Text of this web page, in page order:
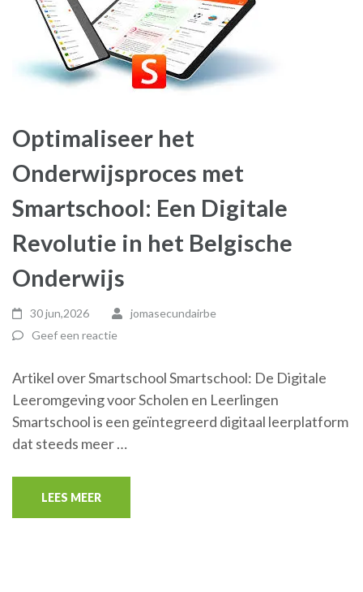
Optimaliseer het
Onderwijsproces met
Smartschool: Een Digitale
Revolutie in het Belgische
Onderwijs
30 jun,2026
jomasecundairbe
Geef een reactie
Artikel over Smartschool Smartschool: De Digitale
Leeromgeving voor Scholen en Leerlingen
Smartschool is een geïntegreerd digitaal leerplatform
dat steeds meer …
LEES MEER